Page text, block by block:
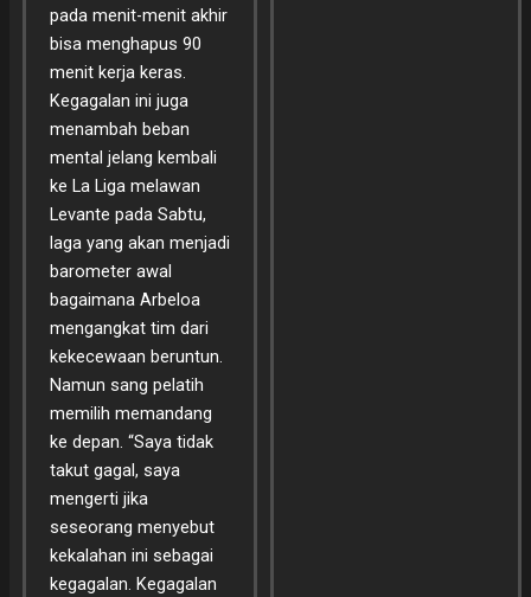
pada menit-menit akhir
bisa menghapus 90
menit kerja keras.
Kegagalan ini juga
menambah beban
mental jelang kembali
ke La Liga melawan
Levante pada Sabtu,
laga yang akan menjadi
barometer awal
bagaimana Arbeloa
mengangkat tim dari
kekecewaan beruntun.
Namun sang pelatih
memilih memandang
ke depan. “Saya tidak
takut gagal, saya
mengerti jika
seseorang menyebut
kekalahan ini sebagai
kegagalan. Kegagalan